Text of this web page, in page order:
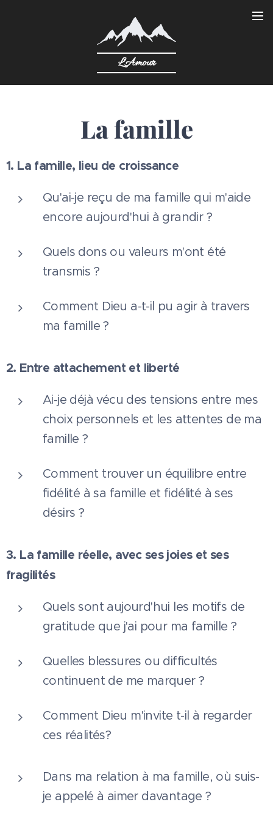
L'Amour
La famille
1. La famille, lieu de croissance
Qu'ai-je reçu de ma famille qui m'aide
encore aujourd'hui à grandir ?
Quels dons ou valeurs m'ont été
transmis ?
Comment Dieu a-t-il pu agir à travers
ma famille ?
2. Entre attachement et liberté
Ai-je déjà vécu des tensions entre mes
choix personnels et les attentes de ma
famille ?
Comment trouver un équilibre entre
fidélité à sa famille et fidélité à ses
désirs ?
3. La famille réelle, avec ses joies et ses
fragilités
Quels sont aujourd'hui les motifs de
gratitude que j'ai pour ma famille ?
Quelles blessures ou difficultés
continuent de me marquer ?
Comment Dieu m'invite t-il à regarder
ces réalités?
Dans ma relation à ma famille, où suis-
je appelé à aimer davantage ?